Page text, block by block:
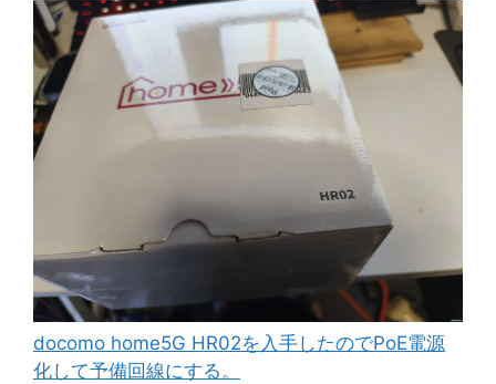
docomo home5G HR02を入手したのでPoE電源
化して予備回線にする。